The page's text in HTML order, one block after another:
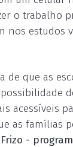
o trabalho
estudos
que as
acessíveis
as famílias
Frizo -